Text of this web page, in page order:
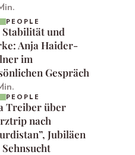
PEOPLE
Stabilität und
Anja Haider-
im
Gespräch
PEOPLE
Treiber über
nach
Jubiläen